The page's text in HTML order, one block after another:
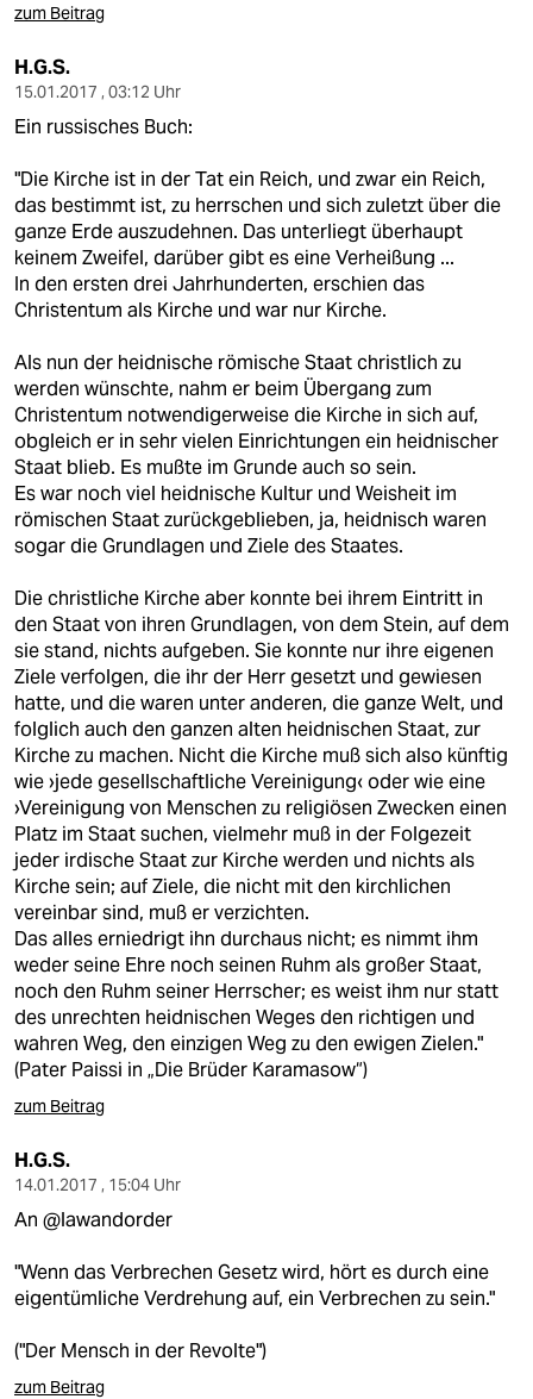
zum Beitrag
H.G.S.
15.01.2017 , 03:12 Uhr
Ein russisches Buch:
"Die Kirche ist in der Tat ein Reich, und zwar ein Reich,
das bestimmt ist, zu herrschen und sich zuletzt über die
ganze Erde auszudehnen. Das unterliegt überhaupt
keinem Zweifel, darüber gibt es eine Verheißung ...
In den ersten drei Jahrhunderten, erschien das
Christentum als Kirche und war nur Kirche.
Als nun der heidnische römische Staat christlich zu
werden wünschte, nahm er beim Übergang zum
Christentum notwendigerweise die Kirche in sich auf,
obgleich er in sehr vielen Einrichtungen ein heidnischer
Staat blieb. Es mußte im Grunde auch so sein.
Es war noch viel heidnische Kultur und Weisheit im
römischen Staat zurückgeblieben, ja, heidnisch waren
sogar die Grundlagen und Ziele des Staates.
Die christliche Kirche aber konnte bei ihrem Eintritt in
den Staat von ihren Grundlagen, von dem Stein, auf dem
sie stand, nichts aufgeben. Sie konnte nur ihre eigenen
Ziele verfolgen, die ihr der Herr gesetzt und gewiesen
hatte, und die waren unter anderen, die ganze Welt, und
folglich auch den ganzen alten heidnischen Staat, zur
Kirche zu machen. Nicht die Kirche muß sich also künftig
wie ›jede gesellschaftliche Vereinigung‹ oder wie eine
›Vereinigung von Menschen zu religiösen Zwecken einen
Platz im Staat suchen, vielmehr muß in der Folgezeit
jeder irdische Staat zur Kirche werden und nichts als
Kirche sein; auf Ziele, die nicht mit den kirchlichen
vereinbar sind, muß er verzichten.
Das alles erniedrigt ihn durchaus nicht; es nimmt ihm
weder seine Ehre noch seinen Ruhm als großer Staat,
noch den Ruhm seiner Herrscher; es weist ihm nur statt
des unrechten heidnischen Weges den richtigen und
wahren Weg, den einzigen Weg zu den ewigen Zielen."
(Pater Paissi in „Die Brüder Karamasow“)
zum Beitrag
H.G.S.
14.01.2017 , 15:04 Uhr
An @lawandorder
"Wenn das Verbrechen Gesetz wird, hört es durch eine
eigentümliche Verdrehung auf, ein Verbrechen zu sein."
("Der Mensch in der Revolte")
zum Beitrag